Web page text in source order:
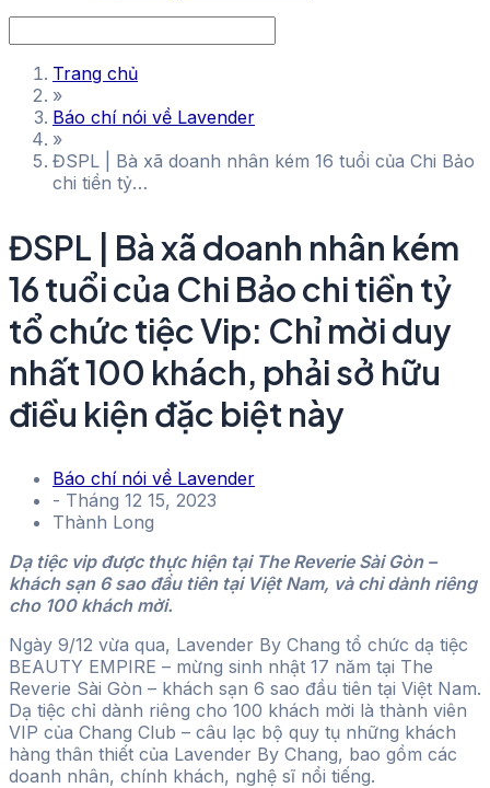
Trang chủ
»
Báo chí nói về Lavender
»
ĐSPL | Bà xã doanh nhân kém 16 tuổi của Chi Bảo
chi tiền tỷ…
ĐSPL | Bà xã doanh nhân kém
16 tuổi của Chi Bảo chi tiền tỷ
tổ chức tiệc Vip: Chỉ mời duy
nhất 100 khách, phải sở hữu
điều kiện đặc biệt này
Báo chí nói về Lavender
- Tháng 12 15, 2023
Thành Long
Dạ tiệc vip được thực hiện tại The Reverie Sài Gòn –
khách sạn 6 sao đầu tiên tại Việt Nam, và chỉ dành riêng
cho 100 khách mời.
Ngày 9/12 vừa qua, Lavender By Chang tổ chức dạ tiệc
BEAUTY EMPIRE – mừng sinh nhật 17 năm tại The
Reverie Sài Gòn – khách sạn 6 sao đầu tiên tại Việt Nam.
Dạ tiệc chỉ dành riêng cho 100 khách mời là thành viên
VIP của Chang Club – câu lạc bộ quy tụ những khách
hàng thân thiết của Lavender By Chang, bao gồm các
doanh nhân, chính khách, nghệ sĩ nổi tiếng.